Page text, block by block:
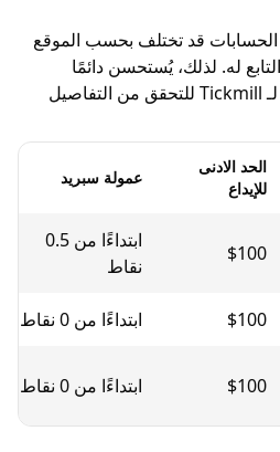
تختلف بحسب الموقع
يُستحسن دائمًا
الرجوع إلى الموقع الرسمي لـ Tickmill للتحقق من التفاصيل
عمولة سبريد
كوميشن
ابتداءًا من 0.5
$0
$3
$3.5